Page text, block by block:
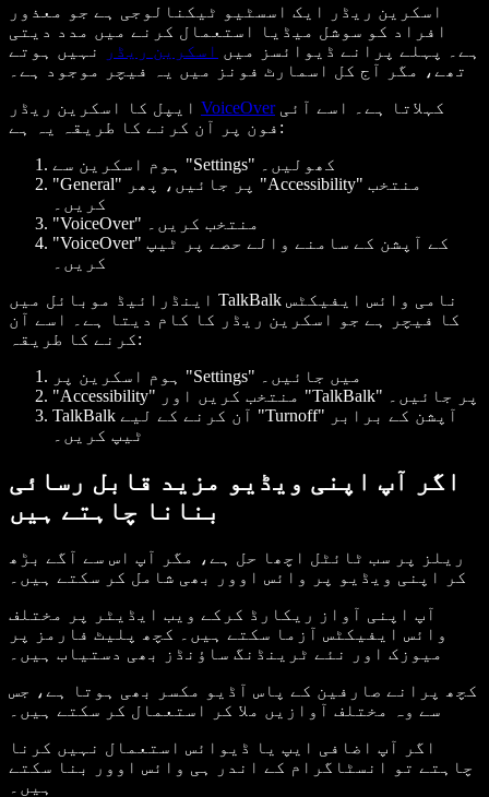
اسکرین ریڈر ایک اسسٹیو ٹیکنالوجی ہے جو معذور
افراد کو سوشل میڈیا استعمال کرنے میں مدد دیتی
ہے۔ پہلے پرانے ڈیوائسز میں اسکرین ریڈر
نہیں ہوتے
تھے، مگر آج کل اسمارٹ فونز میں یہ فیچر موجود ہے۔
VoiceOverکہلاتا ہے۔ اسے آئی
فون پر آن کرنے کا طریقہ یہ ہے:
ہوم اسکرین سے "Settings" کھولیں۔
"General" پر جائیں، پھر "Accessibility" منتخب
کریں۔
"VoiceOver" منتخب کریں۔
"VoiceOver" کے آپشن کے سامنے والے حصے پر ٹیپ
کریں۔
اینڈرائیڈ موبائل میں TalkBalk نامی وائس ایفیکٹس
کا فیچر ہے جو اسکرین ریڈر کا کام دیتا ہے۔ اسے آن
کرنے کا طریقہ:
ہوم اسکرین پر "Settings" میں جائیں۔
"Accessibility" منتخب کریں اور "TalkBalk" پر جائیں۔
TalkBalk آن کرنے کے لیے "Turnoff" آپشن کے برابر
ٹیپ کریں۔
اگر آپ اپنی ویڈیو مزید قابل رسائی
بنانا چاہتے ہیں
ریلز پر سب ٹائٹل اچھا حل ہے، مگر آپ اس سے آگے بڑھ
کر اپنی ویڈیو پر وائس اوور بھی شامل کر سکتے ہیں۔
آپ اپنی آواز ریکارڈ کرکے ویب ایڈیٹر پر مختلف
وائس ایفیکٹس آزما سکتے ہیں۔ کچھ پلیٹ فارمز پر
میوزک اور نئے ٹرینڈنگ ساؤنڈز بھی دستیاب ہیں۔
کچھ پرانے صارفین کے پاس آڈیو مکسر بھی ہوتا ہے، جس
سے وہ مختلف آوازیں ملا کر استعمال کر سکتے ہیں۔
اگر آپ اضافی ایپ یا ڈیوائس استعمال نہیں کرنا
چاہتے تو انسٹاگرام کے اندر ہی وائس اوور بنا سکتے
ہیں۔